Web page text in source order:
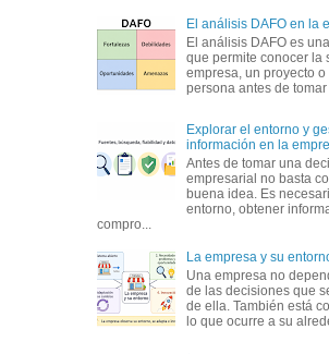
El análisis DAFO en la
El análisis DAFO es
que permite conocer la
empresa, un proyecto
persona antes de
Explorar el entorno y
información en la
Antes de tomar una
empresarial no basta
buena idea. Es
entorno, obtener
compro...
La empresa y su
Una empresa no
de las decisiones que
de ella. También está
lo que ocurre a su